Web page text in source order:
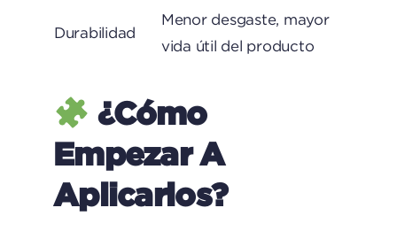
Durabilidad
Menor desgaste, mayor
vida útil del producto
¿Cómo
Empezar A
Aplicarlos?